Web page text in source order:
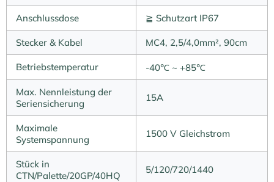
Anschlussdose ≧ Schutzart IP67
Stecker & Kabel MC4, 2,5/4,0mm², 90cm
Betriebstemperatur -40℃ ~ +85℃
Max. Nennleistung der
Seriensicherung
15A
Maximale
Systemspannung
1500 V Gleichstrom
Stück in
CTN/Palette/20GP/40HQ
5/120/720/1440